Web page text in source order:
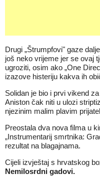
Drugi „Štrumpfovi" gaze
još neko vrijeme jer se ovaj
ugroziti, osim ako „One
izazove histeriju kakva ih
Solidan je bio i prvi vikend
Aniston čak niti u ulozi
njezinim malim plavim
Preostala dva nova filma u
„Instrumentarij smrtnika:
rezultat na blagajnama.
Cijeli izvještaj s hrvatskog
Nemilosrdni gadovi.